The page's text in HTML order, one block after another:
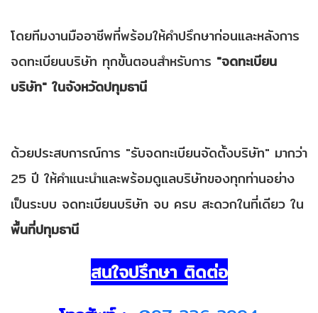
โดยทีมงานมืออาชีพที่พร้อมให้คำปรึกษาก่อนและหลังการ
จดทะเบียนบริษัท ทุกขั้นตอนสำหรับการ "จดทะเบียน
บริษัท" ในจังหวัดปทุมธานี
ด้วยประสบการณ์การ "รับจดทะเบียนจัดตั้งบริษัท" มากว่า
25 ปี ให้คำแนะนำและพร้อมดูแลบริษัทของทุกท่านอย่าง
เป็นระบบ จดทะเบียนบริษัท จบ ครบ สะดวกในที่เดียว ใน
พื้นที่ปทุมธานี
สนใจปรึกษา ติดต่อ